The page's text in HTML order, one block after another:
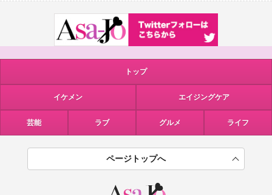
トップ
イケメン エイジングケア
芸能 ラブ グルメ ライフ
ページトップへ